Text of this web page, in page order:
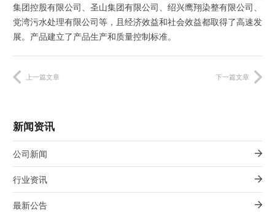
集团控股有限公司、圣山集团有限公司、绍兴鹰翔染整有限公司、
党湾污水处理有限公司等，且经济效益和社会效益都取得了高速发
展。产品建立了产品生产和质量控制标准。
上一篇文章 下一篇文章
新闻资讯
公司新闻
行业资讯
最新公告